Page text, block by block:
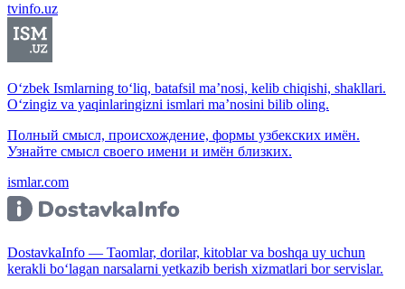
tvinfo.uz
O‘zbek Ismlarning to‘liq, batafsil ma’nosi, kelib chiqishi, shakllari.
O‘zingiz va yaqinlaringizni ismlari ma’nosini bilib oling.
Полный смысл, происхождение, формы узбекских имён.
Узнайте смысл своего имени и имён близких.
ismlar.com
DostavkaInfo — Taomlar, dorilar, kitoblar va boshqa uy uchun
kerakli bo‘lagan narsalarni yetkazib berish xizmatlari bor servislar.